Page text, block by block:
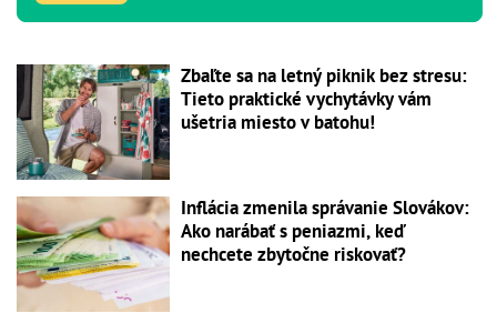
Zbaľte sa na letný piknik bez stresu:
Tieto praktické vychytávky vám
ušetria miesto v batohu!
Inflácia zmenila správanie Slovákov:
Ako narábať s peniazmi, keď
nechcete zbytočne riskovať?